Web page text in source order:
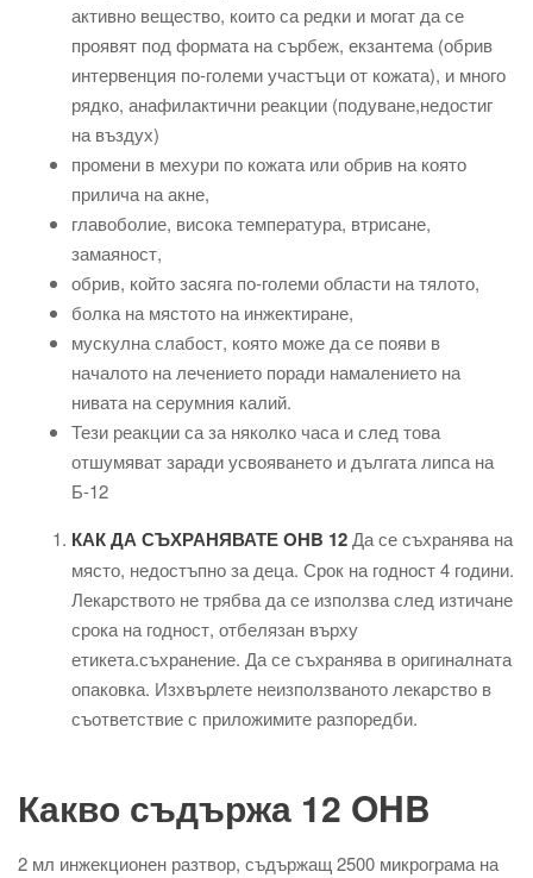
активно вещество, които са редки и могат да се
проявят под формата на сърбеж, екзантема (обрив
интервенция по-големи участъци от кожата), и много
рядко, анафилактични реакции (подуване,недостиг
на въздух)
промени в мехури по кожата или обрив на която
прилича на акне,
главоболие, висока температура, втрисане,
замаяност,
обрив, който засяга по-големи области на тялото,
болка на мястото на инжектиране,
мускулна слабост, която може да се появи в
началото на лечението поради намалението на
нивата на серумния калий.
Тези реакции са за няколко часа и след това
отшумяват заради усвояването и дългата липса на
Б-12
КАК ДА СЪХРАНЯВАТЕ OHB 12Да се ​​съхранява на
място, недостъпно за деца. Срок на годност 4 години.
Лекарството не трябва да се използва след изтичане
срока на годност, отбелязан върху
етикета.съхранение. Да се ​​съхранява в оригиналната
опаковка. Изхвърлете неизползваното лекарство в
съответствие с приложимите разпоредби.
Какво съдържа 12 OHB
2 мл инжекционен разтвор, съдържащ 2500 микрограма на